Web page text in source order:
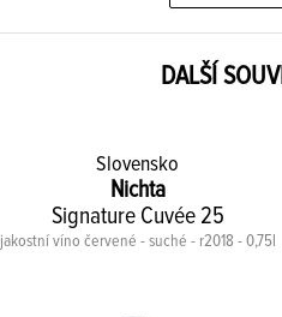
DALŠÍ
Slovensko
Nichta
Signature Cuvée 25
jakostní víno červené - suché - r2018 - 0,75l